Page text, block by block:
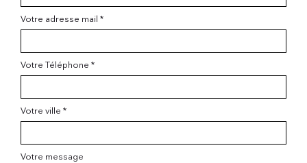
Votre adresse mail *
Votre Téléphone *
Votre ville *
Votre message